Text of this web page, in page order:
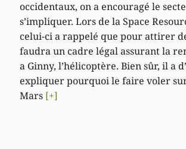
occidentaux, on a encouragé le
s’impliquer. Lors de la Space
celui-ci a rappelé que pour attirer
faudra un cadre légal assurant la
a Ginny, l’hélicoptère. Bien sûr, il a
expliquer pourquoi le faire voler
Mars [+]